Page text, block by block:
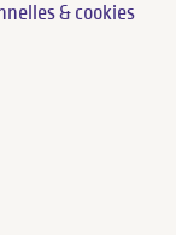
& cookies